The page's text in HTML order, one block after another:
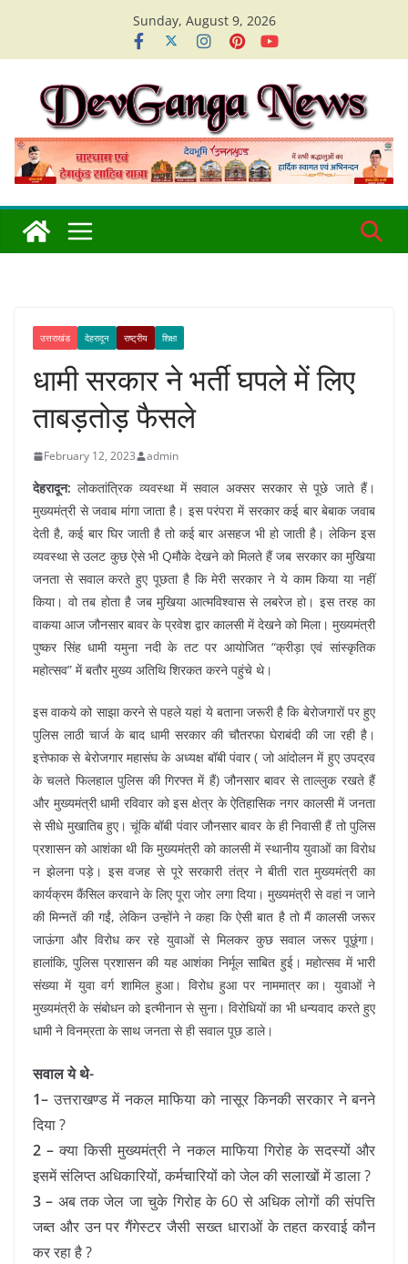
content
Sunday, August 9, 2026
उत्तराखंड देहरादून राष्ट्रीय शिक्षा
धामी सरकार ने भर्ती घपले में लिए
ताबड़तोड़ फैसले
February 12, 2023 admin
देहरादून: लोकतांत्रिक व्यवस्था में सवाल अक्सर सरकार से पूछे जाते हैं।
मुख्यमंत्री से जवाब मांगा जाता है। इस परंपरा में सरकार कई बार बेबाक जवाब
देती है, कई बार घिर जाती है तो कई बार असहज भी हो जाती है। लेकिन इस
व्यवस्था से उलट कुछ ऐसे भी Qमौके देखने को मिलते हैं जब सरकार का मुखिया
जनता से सवाल करते हुए पूछता है कि मेरी सरकार ने ये काम किया या नहीं
किया। वो तब होता है जब मुखिया आत्मविश्वास से लबरेज हो। इस तरह का
वाकया आज जौनसार बावर के प्रवेश द्वार कालसी में देखने को मिला। मुख्यमंत्री
पुष्कर सिंह धामी यमुना नदी के तट पर आयोजित “क्रीड़ा एवं सांस्कृतिक
महोत्सव” में बतौर मुख्य अतिथि शिरकत करने पहुंचे थे।
इस वाकये को साझा करने से पहले यहां ये बताना जरूरी है कि बेरोजगारों पर हुए
पुलिस लाठी चार्ज के बाद धामी सरकार की चौतरफा घेराबंदी की जा रही है।
इत्तेफाक से बेरोजगार महासंघ के अध्यक्ष बॉबी पंवार ( जो आंदोलन में हुए उपद्रव
के चलते फिलहाल पुलिस की गिरफ्त में हैं) जौनसार बावर से ताल्लुक रखते हैं
और मुख्यमंत्री धामी रविवार को इस क्षेत्र के ऐतिहासिक नगर कालसी में जनता
से सीधे मुखातिब हुए। चूंकि बॉबी पंवार जौनसार बावर के ही निवासी हैं तो पुलिस
प्रशासन को आशंका थी कि मुख्यमंत्री को कालसी में स्थानीय युवाओं का विरोध
न झेलना पड़े। इस वजह से पूरे सरकारी तंत्र ने बीती रात मुख्यमंत्री का
कार्यक्रम कैंसिल करवाने के लिए पूरा जोर लगा दिया। मुख्यमंत्री से वहां न जाने
की मिन्नतें की गईं, लेकिन उन्होंने ने कहा कि ऐसी बात है तो मैं कालसी जरूर
जाऊंगा और विरोध कर रहे युवाओं से मिलकर कुछ सवाल जरूर पूछूंगा।
हालांकि, पुलिस प्रशासन की यह आशंका निर्मूल साबित हुई। महोत्सव में भारी
संख्या में युवा वर्ग शामिल हुआ। विरोध हुआ पर नाममात्र का। युवाओं ने
मुख्यमंत्री के संबोधन को इत्मीनान से सुना। विरोधियों का भी धन्यवाद करते हुए
धामी ने विनम्रता के साथ जनता से ही सवाल पूछ डाले।
सवाल ये थे-
1– उत्तराखण्ड में नकल माफिया को नासूर किनकी सरकार ने बनने
दिया ?
2 – क्या किसी मुख्यमंत्री ने नकल माफिया गिरोह के सदस्यों और
इसमें संलिप्त अधिकारियों, कर्मचारियों को जेल की सलाखों में डाला ?
3 – अब तक जेल जा चुके गिरोह के 60 से अधिक लोगों की संपत्ति
जब्त और उन पर गैंगेस्टर जैसी सख्त धाराओं के तहत करवाई कौन
कर रहा है ?